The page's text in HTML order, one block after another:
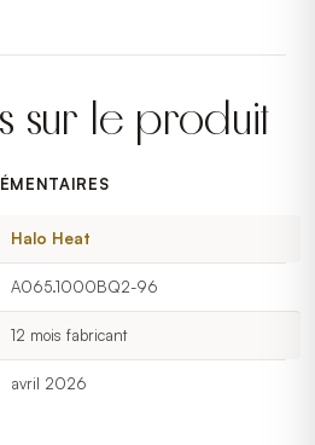
sur le produit
Halo Heat
A065.1000BQ2-96
12 mois fabricant
avril 2026